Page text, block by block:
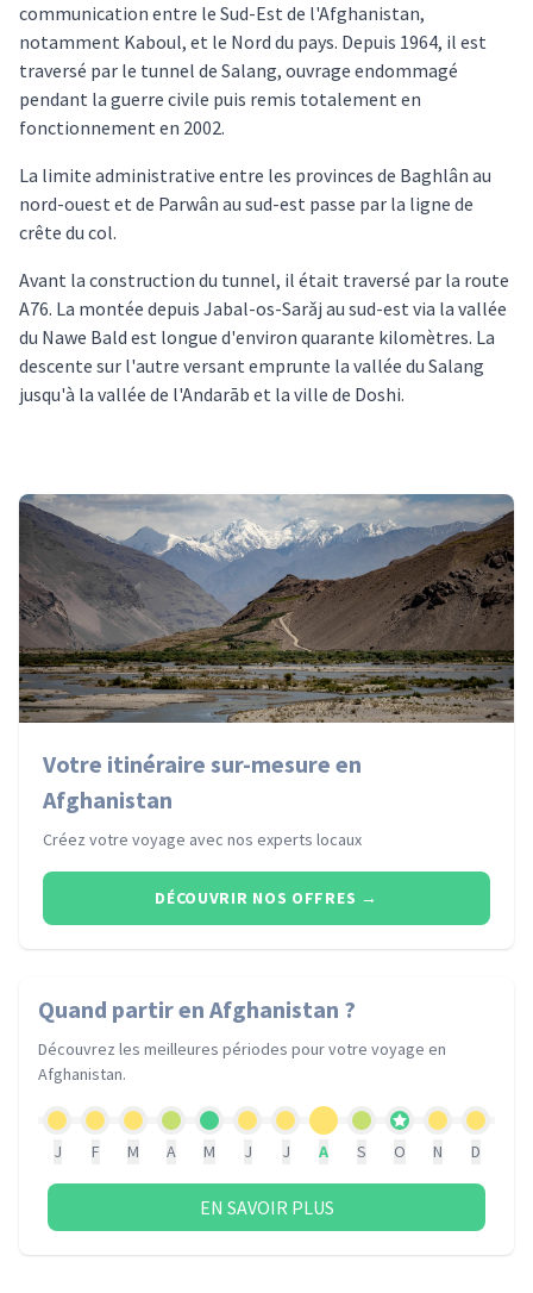
communication entre le Sud-Est de l'Afghanistan,
notamment Kaboul, et le Nord du pays. Depuis 1964, il est
traversé par le tunnel de Salang, ouvrage endommagé
pendant la guerre civile puis remis totalement en
fonctionnement en 2002.
La limite administrative entre les provinces de Baghlân au
nord-ouest et de Parwân au sud-est passe par la ligne de
crête du col.
Avant la construction du tunnel, il était traversé par la route
A76. La montée depuis Jabal-os-Sarǎj au sud-est via la vallée
du Nawe Bald est longue d'environ quarante kilomètres. La
descente sur l'autre versant emprunte la vallée du Salang
jusqu'à la vallée de l'Andarāb et la ville de Doshi.
Votre itinéraire sur-mesure en
Afghanistan
Créez votre voyage avec nos experts locaux
DÉCOUVRIR NOS OFFRES →
Quand partiren Afghanistan ?
Découvrez les meilleures périodes pour votre voyage en
Afghanistan.
J F M A M J J A S O N D
EN SAVOIR PLUS